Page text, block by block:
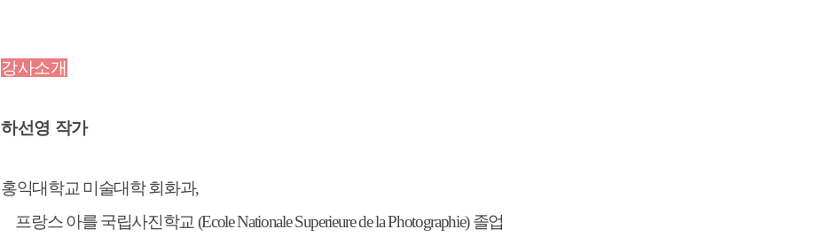
강사소개
하선영 작가
홍익대학교 미술대학 회화과,
프랑스 아를 국립사진학교 (Ecole Nationale Superieure de la Photographie)졸업